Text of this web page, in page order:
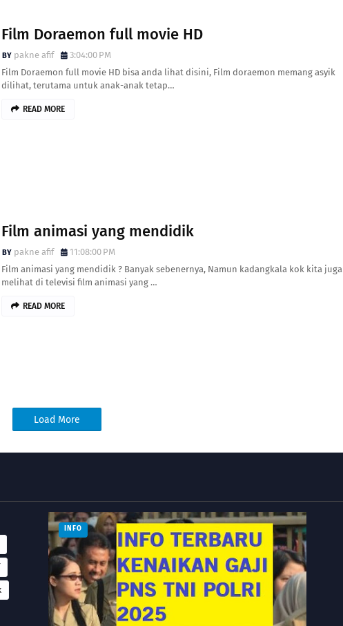
Film Doraemon full movie HD
pakne afif
3:04:00 PM
Film Doraemon full movie HD bisa anda lihat disini, Film doraemon memang asyik
dilihat, terutama untuk anak-anak tetap…
READ MORE
Film animasi yang mendidik
pakne afif
11:08:00 PM
Film animasi yang mendidik ? Banyak sebenernya, Namun kadangkala kok kita juga
melihat di televisi film animasi yang …
READ MORE
Load More
INFO